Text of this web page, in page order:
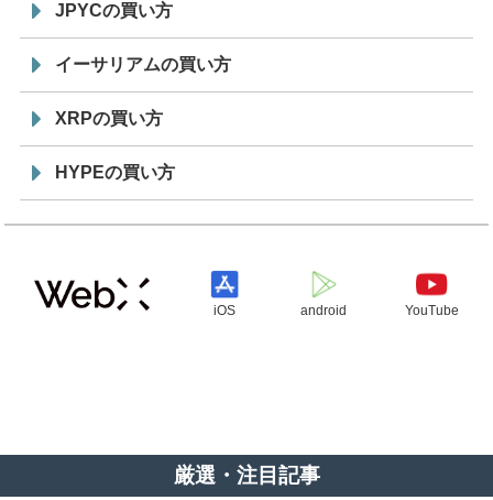
JPYCの買い方
イーサリアムの買い方
XRPの買い方
HYPEの買い方
iOS android YouTube
厳選・注目記事